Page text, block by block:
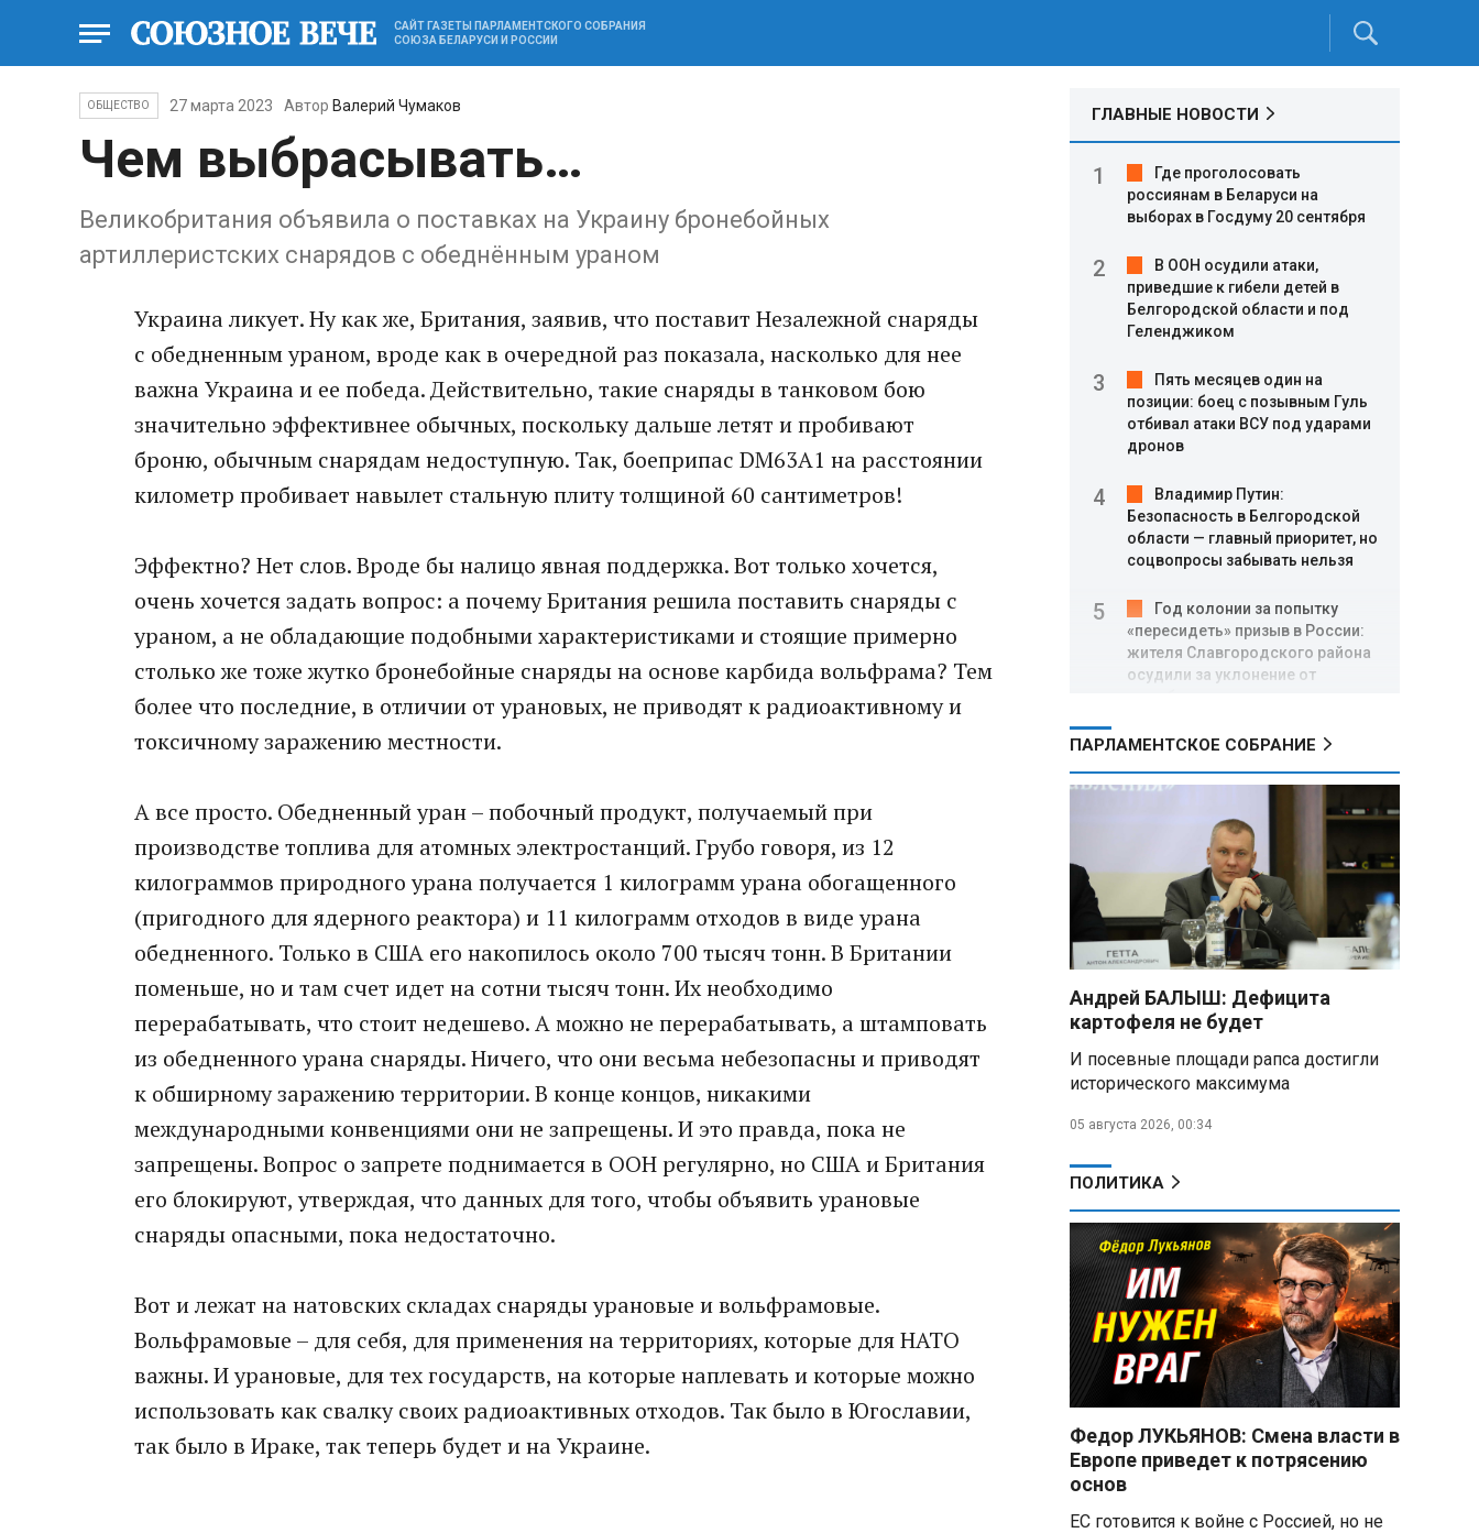
САЙТ ГАЗЕТЫ ПАРЛАМЕНТСКОГО СОБРАНИЯ
СОЮЗА БЕЛАРУСИ И РОССИИ
ОБЩЕСТВО 27 марта 2023 Автор Валерий Чумаков
Чем выбрасывать…
Великобритания объявила о поставках на Украину бронебойных
артиллеристских снарядов с обеднённым ураном
Украина ликует. Ну как же, Британия, заявив, что поставит Незалежной снаряды
с обедненным ураном, вроде как в очередной раз показала, насколько для нее
важна Украина и ее победа. Действительно, такие снаряды в танковом бою
значительно эффективнее обычных, поскольку дальше летят и пробивают
броню, обычным снарядам недоступную. Так, боеприпас DM63A1 на расстоянии
километр пробивает навылет стальную плиту толщиной 60 сантиметров!
Эффектно? Нет слов. Вроде бы налицо явная поддержка. Вот только хочется,
очень хочется задать вопрос: а почему Британия решила поставить снаряды с
ураном, а не обладающие подобными характеристиками и стоящие примерно
столько же тоже жутко бронебойные снаряды на основе карбида вольфрама? Тем
более что последние, в отличии от урановых, не приводят к радиоактивному и
токсичному заражению местности.
А все просто. Обедненный уран – побочный продукт, получаемый при
производстве топлива для атомных электростанций. Грубо говоря, из 12
килограммов природного урана получается 1 килограмм урана обогащенного
(пригодного для ядерного реактора) и 11 килограмм отходов в виде урана
обедненного. Только в США его накопилось около 700 тысяч тонн. В Британии
поменьше, но и там счет идет на сотни тысяч тонн. Их необходимо
перерабатывать, что стоит недешево. А можно не перерабатывать, а штамповать
из обедненного урана снаряды. Ничего, что они весьма небезопасны и приводят
к обширному заражению территории. В конце концов, никакими
международными конвенциями они не запрещены. И это правда, пока не
запрещены. Вопрос о запрете поднимается в ООН регулярно, но США и Британия
его блокируют, утверждая, что данных для того, чтобы объявить урановые
снаряды опасными, пока недостаточно.
Вот и лежат на натовских складах снаряды урановые и вольфрамовые.
Вольфрамовые – для себя, для применения на территориях, которые для НАТО
важны. И урановые, для тех государств, на которые наплевать и которые можно
использовать как свалку своих радиоактивных отходов. Так было в Югославии,
так было в Ираке, так теперь будет и на Украине.
ГЛАВНЫЕ НОВОСТИ
Где проголосовать
россиянам в Беларуси на
выборах в Госдуму 20 сентября
В ООН осудили атаки,
приведшие к гибели детей в
Белгородской области и под
Геленджиком
Пять месяцев один на
позиции: боец с позывным Гуль
отбивал атаки ВСУ под ударами
дронов
Владимир Путин:
Безопасность в Белгородской
области — главный приоритет, но
соцвопросы забывать нельзя
Год колонии за попытку
«пересидеть» призыв в России:
жителя Славгородского района
осудили за уклонение от
В Свердловской области
производителя дронов «Упырь»
Российские пловцы
выиграли все золотые медали
первого дня Кубка мира по
зимнему плаванию
Александр Новак:
Независимые АЗС начнут
снабжать топливом через
региональных операторов
Беларусь и Россия
усиливают сотрудничество по
развития
Минобороны РФ:
Рыжевка
Строительство крупнейшего
логцентра Wildberries в
Беларуси идет с опережением
графика
Вячеслав Володин:
Противодействие
мошенничеству и миграционная
политика — приоритеты работы
Госдумы
Владимир Путин запросил у
ПАРЛАМЕНТСКОЕ СОБРАНИЕ
Андрей БАЛЫШ: Дефицита
картофеля не будет
И посевные площади рапса достигли
исторического максимума
05 августа 2026, 00:34
ПОЛИТИКА
Федор ЛУКЬЯНОВ: Смена власти в
Европе приведет к потрясению
основ
ЕС готовится к войне с Россией, но не